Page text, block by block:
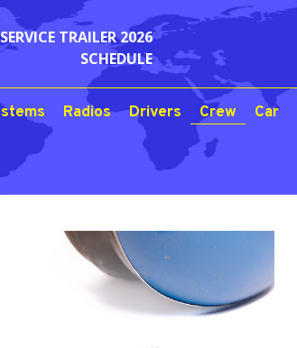
SERVICE TRAILER 2026
SCHEDULE
Radios Drivers Crew Car